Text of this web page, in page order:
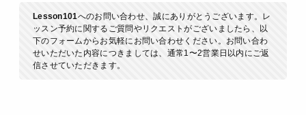
Lesson101へのお問い合わせ、誠にありがとうございます。レ
ッスン予約に関するご質問やリクエストがございましたら、以
下のフォームからお気軽にお問い合わせください。お問い合わ
せいただいた内容につきましては、通常1〜2営業日以内にご返
信させていただきます。